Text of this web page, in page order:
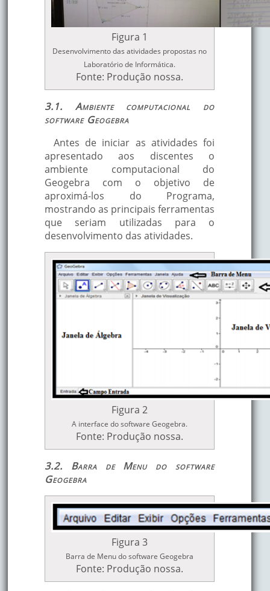
Figura 1
Desenvolvimento das atividades propostas no
Laboratório de Informática.
Fonte: Produção nossa.
3.1. Ambiente computacional do
software Geogebra
Antes de iniciar as atividades foi
apresentado aos discentes o
ambiente computacional do
Geogebra com o objetivo de
aproximá-los do Programa,
mostrando as principais ferramentas
que seriam utilizadas para o
desenvolvimento das atividades.
Figura 2
A interface do software Geogebra.
Fonte: Produção nossa.
3.2. Barra de Menu do software
Geogebra
Figura 3
Barra de Menu do software Geogebra
Fonte: Produção nossa.